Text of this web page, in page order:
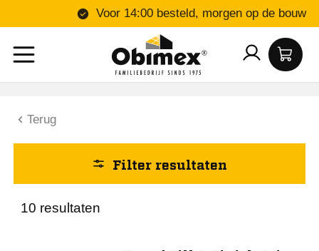
Voor 14:00 besteld, morgen
Terug
Filter resultaten
Joint compound
Drystar
Safeboard
Toon meer
10 resultaten